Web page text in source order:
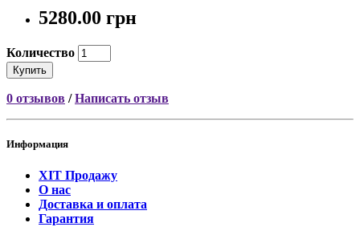
5280.00 грн
Количество
Купить
0 отзывов /Написать отзыв
Информация
ХІТ Продажу
О нас
Доставка и оплата
Гарантия